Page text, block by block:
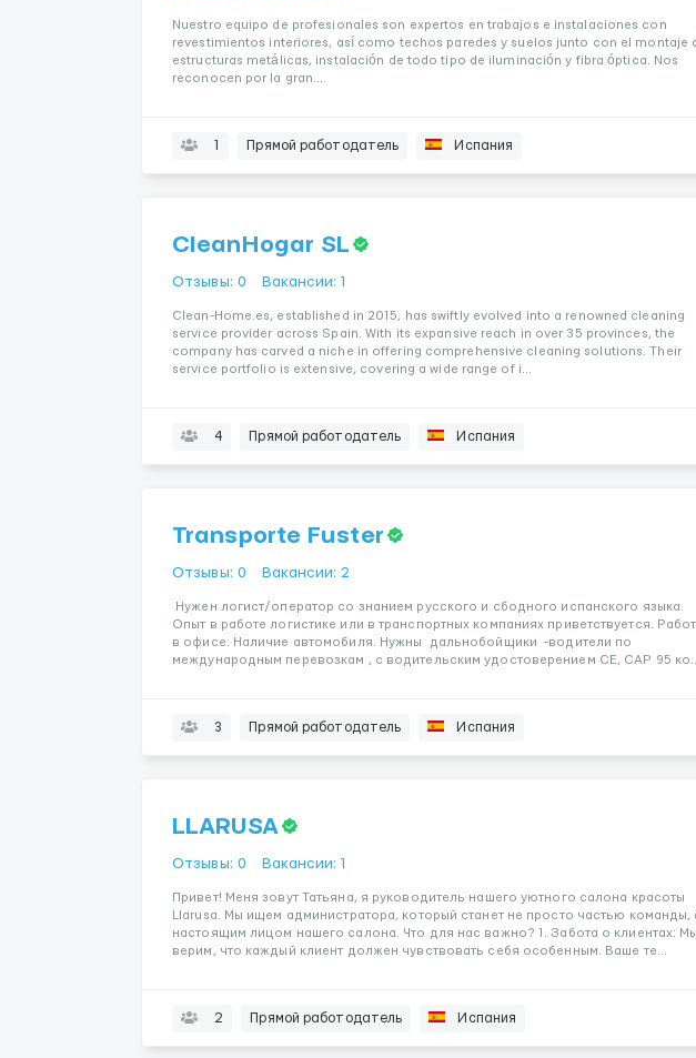
Nuestro equipo de profesionales son expertos en trabajos e instalaciones con
revestimientos interiores, así como techos paredes y suelos junto con el montaje
estructuras metálicas, instalación de todo tipo de iluminación y fibra óptica. Nos
reconocen por la gran...
1 Прямой работодатель Испания
CleanHogar SL
Отзывы: 0 Вакансии: 1
Clean-Home.es, established in 2015, has swiftly evolved into a renowned cleaning
service provider across Spain. With its expansive reach in over 35 provinces, the
company has carved a niche in offering comprehensive cleaning solutions. Their
service portfolio is extensive, covering a wide range of i...
4 Прямой работодатель Испания
Transporte Fuster
Отзывы: 0 Вакансии: 2
Нужен логист/оператор со знанием русского и сбодного испанского языка.
Опыт в работе логистике или в транспортных компаниях приветствуется.
в офисе. Наличие автомобиля. Нужны дальнобойщики -водители по
международным перевозкам , с водительским удостоверением СЕ, CAP 95 ко...
3 Прямой работодатель Испания
LLARUSA
Отзывы: 0 Вакансии: 1
Привет! Меня зовут Татьяна, я руководитель нашего уютного салона красоты
Llarusa. Мы ищем администратора, который станет не просто частью команды,
настоящим лицом нашего салона. Что для нас важно? 1. Забота о клиентах: Мы
верим, что каждый клиент должен чувствовать себя особенным. Ваше те...
2 Прямой работодатель Испания